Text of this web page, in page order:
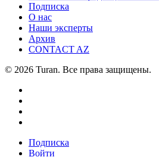
Подписка
О нас
Наши эксперты
Архив
CONTACT AZ
© 2026 Turan. Все права защищены.
Подписка
Войти